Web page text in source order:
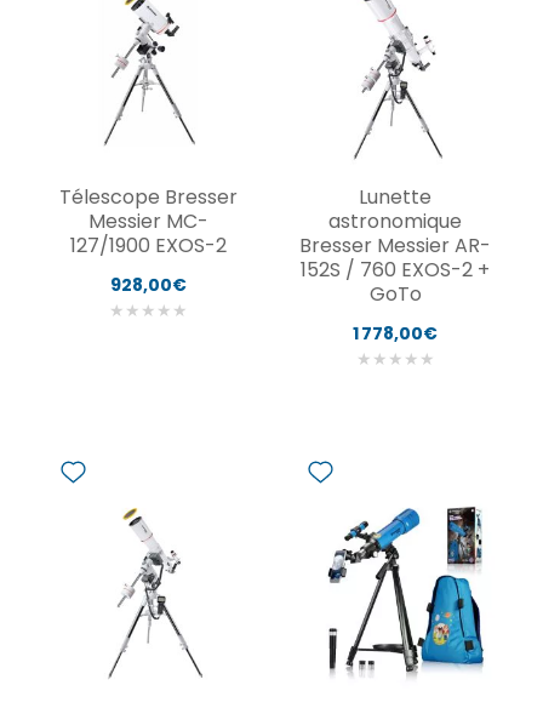
Télescope Bresser
Messier MC-
127/1900 EXOS-2
928,00€
★ ★ ★ ★ ★
Lunette
astronomique
Bresser Messier AR-
152S / 760 EXOS-2 +
GoTo
1 778,00€
★ ★ ★ ★ ★